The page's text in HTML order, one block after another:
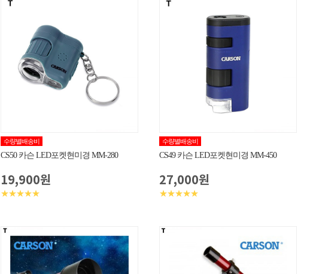
수량별배송비
CS50 카슨 LED포켓현미경 MM-280
19,900원
★★★★★
수량별배송비
CS49 카슨 LED포켓현미경 MM-450
27,000원
★★★★★